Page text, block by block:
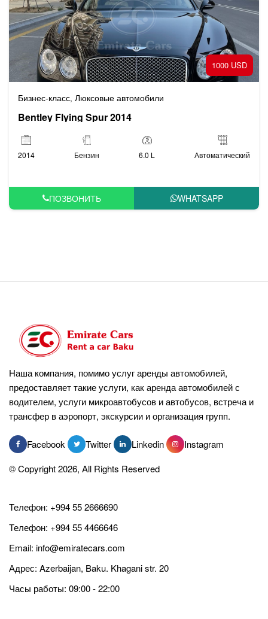
1000 USD
Бизнес-класс, Люксовые автомобили
Bentley Flying Spur 2014
2014 Бензин 6.0 L Автоматический
ПОЗВОНИТЬ WHATSAPP
Наша компания, помимо услуг аренды автомобилей,
предоставляет такие услуги, как аренда автомобилей с
водителем, услуги микроавтобусов и автобусов, встреча и
трансфер в аэропорт, экскурсии и организация групп.
Facebook Twitter Linkedin
Instagram
© Copyright 2026, All Rights Reserved
Телефон: +994 55 2666690
Телефон: +994 55 4466646
Email: info@emiratecars.com
Адрес: Azerbaijan, Baku. Khagani str. 20
Часы работы: 09:00 - 22:00